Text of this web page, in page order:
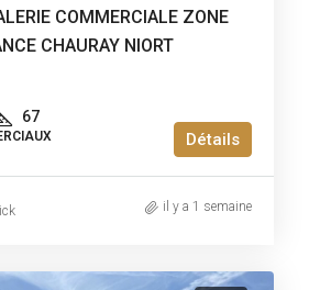
COMMERCIALE ZONE
CHAURAY NIORT
67
Détails
il y a 1 semaine